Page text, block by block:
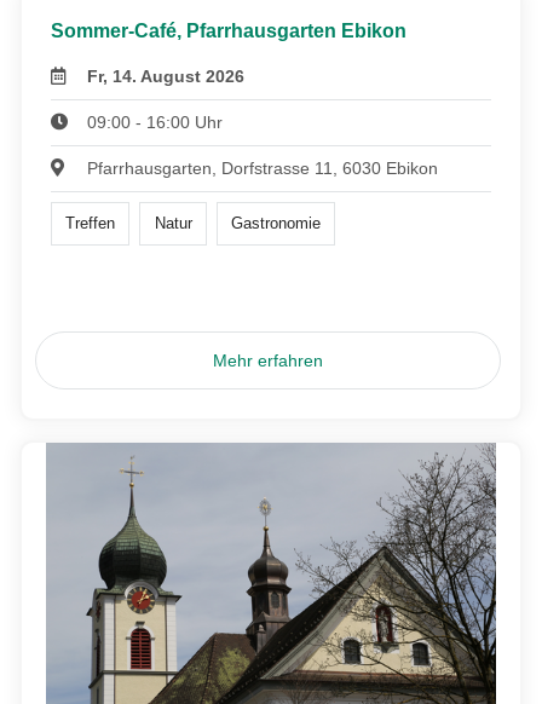
Sommer-Café, Pfarrhausgarten Ebikon
Fr, 14. August 2026
09:00 - 16:00 Uhr
Pfarrhausgarten, Dorfstrasse 11, 6030 Ebikon
Treffen Natur Gastronomie
Mehr erfahren